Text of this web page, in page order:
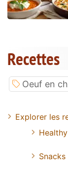
Recettes
Oeuf en
Explorer les
Snacks